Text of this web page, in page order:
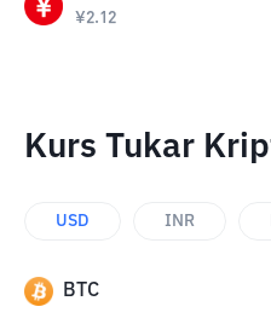
¥2.12
Kurs Tukar
USD INR
BTC